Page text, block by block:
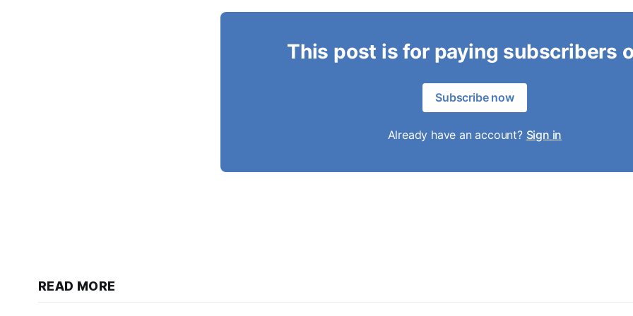
This post is for paying subscribers
Subscribe now
Already have an account? Sign in
READ MORE